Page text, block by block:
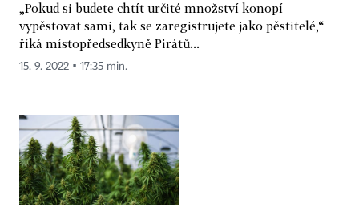
„Pokud si budete chtít určité množství konopí
vypěstovat sami, tak se zaregistrujete jako pěstitelé,“
říká místopředsedkyně Pirátů...
15. 9. 2022 ▪ 17:35 min.